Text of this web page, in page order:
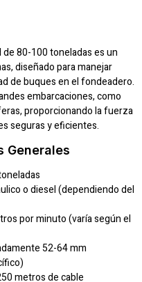
80-100 toneladas es un
diseñado para manejar
de buques en el fondeadero.
embarcaciones, como
proporcionando la fuerza
seguras y eficientes.
Generales
o diesel (dependiendo del
por minuto (varía según el
52-64 mm
metros de cable